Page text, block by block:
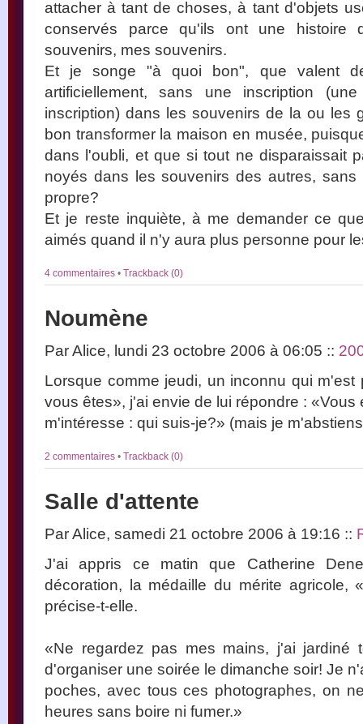
attacher à tant de choses, à tant d'objets
conservés parce qu'ils ont une histoire
souvenirs, mes souvenirs.
Et je songe "à quoi bon", que valent
artificiellement, sans une inscription
inscription) dans les souvenirs de la ou les
bon transformer la maison en musée,
dans l'oubli, et que si tout ne disparaissait
noyés dans les souvenirs des autres,
propre?
Et je reste inquiète, à me demander ce
aimés quand il n'y aura plus personne pour
4 commentaires • Trackback (0)
Noumène
Par Alice, lundi 23 octobre 2006 à 06:05 ::
Lorsque comme jeudi, un inconnu qui
vous êtes», j'ai envie de lui répondre :
m'intéresse : qui suis-je?» (mais je
2 commentaires • Trackback (0)
Salle d'attente
Par Alice, samedi 21 octobre 2006 à 19:16 ::
J'ai appris ce matin que Catherine
décoration, la médaille du mérite agricole,
précise-t-elle.
«Ne regardez pas mes mains, j'ai jardiné
d'organiser une soirée le dimanche soir! Je
poches, avec tous ces photographes, on
heures sans boire ni fumer.»